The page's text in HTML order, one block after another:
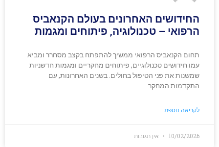
החידושים האחרונים בעולם הקנאביס
הרפואי – טכנולוגיה, פיתוחים ומגמות
תחום הקנאביס הרפואי ממשיך להתפתח בקצב מסחרר ומביא
עמו חידושים טכנולוגיים, פיתוחים מחקריים ומגמות חדשניות
שמשנות את פני הטיפול בחולים. בשנים האחרונות, עם
התקדמות המחקר
לקריאה נוספת
10/02/2026 אין תגובות